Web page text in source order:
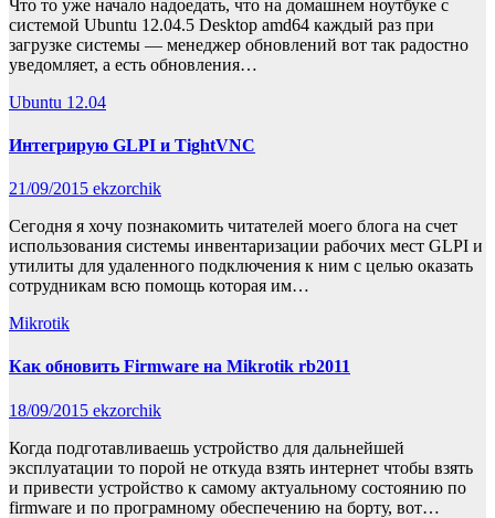
Что то уже начало надоедать, что на домашнем ноутбуке с
системой Ubuntu 12.04.5 Desktop amd64 каждый раз при
загрузке системы — менеджер обновлений вот так радостно
уведомляет, а есть обновления…
Ubuntu 12.04
Интегрирую GLPI и TightVNC
21/09/2015 ekzorchik
Сегодня я хочу познакомить читателей моего блога на счет
использования системы инвентаризации рабочих мест GLPI и
утилиты для удаленного подключения к ним с целью оказать
сотрудникам всю помощь которая им…
Mikrotik
Как обновить Firmware на Mikrotik rb2011
18/09/2015 ekzorchik
Когда подготавливаешь устройство для дальнейшей
эксплуатации то порой не откуда взять интернет чтобы взять
и привести устройство к самому актуальному состоянию по
firmware и по програмному обеспечению на борту, вот…